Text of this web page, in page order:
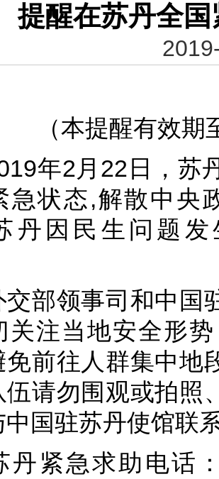
提醒在苏丹全
（本提醒有效
年2月22日，苏
急状态,解散中央
丹因民生问题
交部领事司和中国
关注当地安全形
免前往人群集中地
伍请勿围观或拍照
中国驻苏丹使馆联
丹紧急求助电话